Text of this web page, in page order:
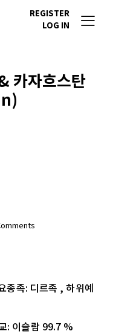
REGISTER
LOG IN
카자흐스탄
종족: 디르족 , 하위예
: 이슬람 99.7 %